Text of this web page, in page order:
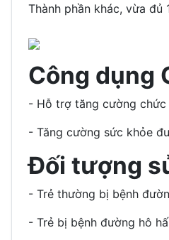
Thành phần khác, vừa đủ
Công dụng
- Hỗ trợ tăng cường chức
- Tăng cường sức khỏe
Đối tượng
- Trẻ thường bị bệnh
- Trẻ bị bệnh đường hô